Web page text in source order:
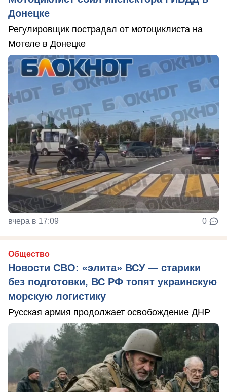
Донецке
Регулировщик пострадал от мотоциклиста на
Мотеле в Донецке
вчера в 17:09 0
Общество
Новости СВО: «элита» ВСУ — старики
без подготовки, ВС РФ топят украинскую
морскую логистику
Русская армия продолжает освобождение ДНР